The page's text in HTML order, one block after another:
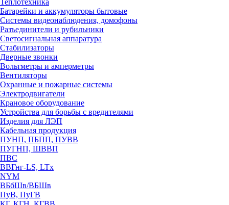
Теплотехника
Батарейки и аккумуляторы бытовые
Системы видеонаблюдения, домофоны
Разъединители и рубильники
Светосигнальная аппаратура
Стабилизаторы
Дверные звонки
Вольтметры и амперметры
Вентиляторы
Охранные и пожарные системы
Электродвигатели
Крановое оборудование
Устройства для борьбы с вредителями
Изделия для ЛЭП
Кабельная продукция
ПУНП, ПБПП, ПУВВ
ПУГНП, ШВВП
ПВС
ВВГнг-LS, LTx
NYM
ВБбШв/ВБШв
ПуВ, ПуГВ